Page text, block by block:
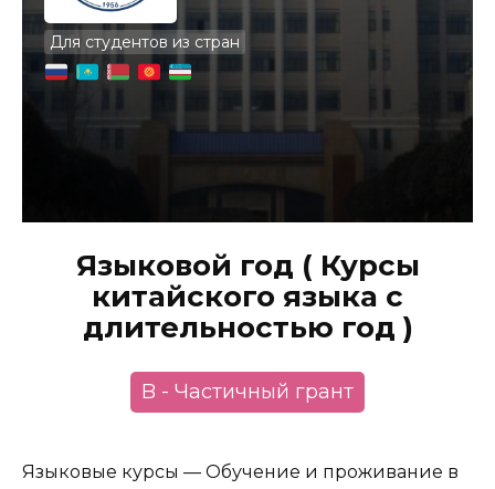
Для студентов из стран
Языковой год ( Курсы
китайского языка с
длительностью год )
B - Частичный грант
Языковые курсы — Обучение и проживание в